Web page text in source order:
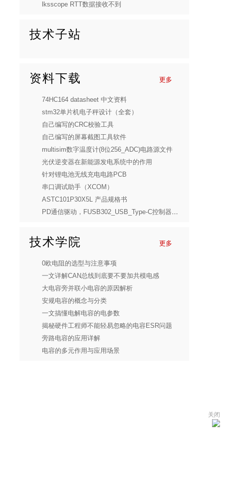
lksscope RTT数据接收不到
技术子站
更多
资料下载
74HC164 datasheet 中文资料
stm32单片机电子秤设计（全套）
自己编写的CRC校验工具
自己编写的屏幕截图工具软件
multisim数字温度计(8位256_ADC)电路源文件
光伏逆变器在新能源发电系统中的作用
针对锂电池无线充电电路PCB
串口调试助手（XCOM）
ASTC101P30X5L 产品规格书
PD通信驱动，FUSB302_USB_Type-C控制器固件源码
更多
技术学院
0欧电阻的选型与注意事项
一文详解CAN总线到底要不要加共模电感
大电容旁并联小电容的原因解析
安规电容的概念与分类
一文搞懂电解电容的电参数
揭秘硬件工程师不能轻易忽略的电容ESR问题
旁路电容的应用详解
电容的多元作用与应用场景
关闭